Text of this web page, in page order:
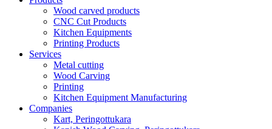
Wood carved products
CNC Cut Products
Kitchen Equipments
Printing Products
Services
Metal cutting
Wood Carving
Printing
Kitchen Equipment Manufacturing
Companies
Kart, Peringottukara